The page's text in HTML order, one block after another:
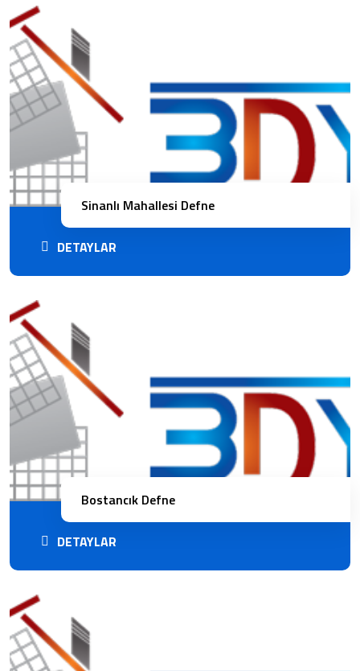
DETAYLAR
Sinanlı Mahallesi Defne
DETAYLAR
Bostancık Defne